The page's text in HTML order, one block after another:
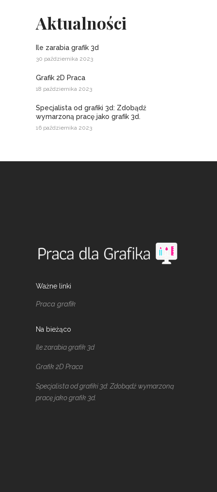
Aktualności
Ile zarabia grafik 3d
30 października 2023
Grafik 2D Praca
18 października 2023
Specjalista od grafiki 3d: Zdobądź
wymarzoną pracę jako grafik 3d.
16 października 2023
Ważne linki
Praca grafik
Na bieżąco
Ile zarabia grafik 3d
Grafik 2D Praca
Specjalista od grafiki 3d: Zdobądź wymarzoną
pracę jako grafik 3d.